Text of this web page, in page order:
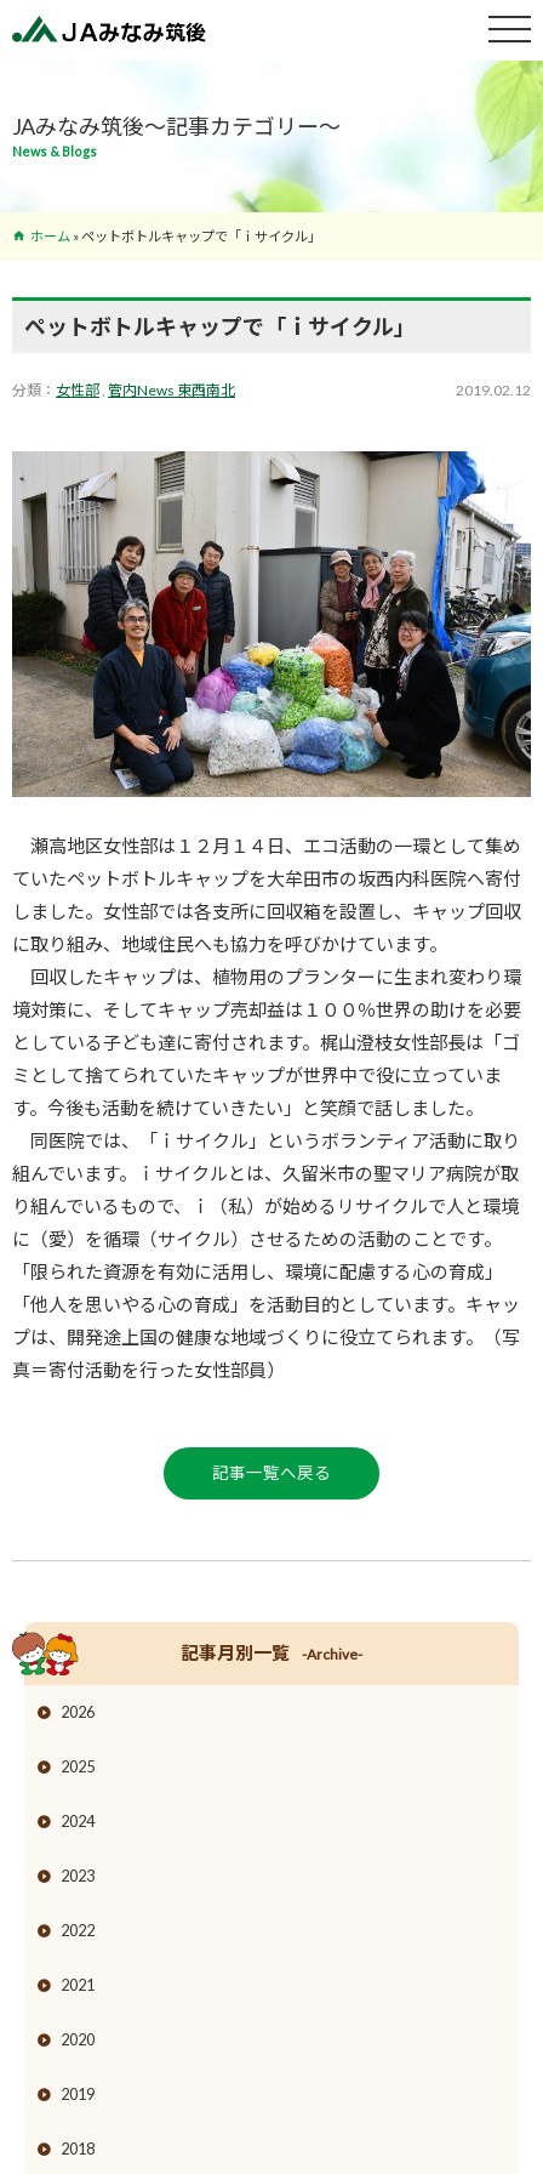
特産物紹介
サービス案
支店･ATM
JAみなみ筑後～記事カテゴリー～
News & Blogs
ホーム »ペットボトルキャップで「ｉサイクル」
ペットボトルキャップで「ｉサイクル」
分類： 女性部, 管内News 東西南北 2019.02.12
瀬高地区女性部は１２月１４日、エコ活動の一環として集め
ていたペットボトルキャップを大牟田市の坂西内科医院へ寄付
しました。女性部では各支所に回収箱を設置し、キャップ回収
に取り組み、地域住民へも協力を呼びかけています。
回収したキャップは、植物用のプランターに生まれ変わり環
境対策に、そしてキャップ売却益は１００％世界の助けを必要
としている子ども達に寄付されます。梶山澄枝女性部長は「ゴ
ミとして捨てられていたキャップが世界中で役に立っていま
す。今後も活動を続けていきたい」と笑顔で話しました。
同医院では、「ｉサイクル」というボランティア活動に取り
組んでいます。ｉサイクルとは、久留米市の聖マリア病院が取
り組んでいるもので、ｉ（私）が始めるリサイクルで人と環境
に（愛）を循環（サイクル）させるための活動のことです。
「限られた資源を有効に活用し、環境に配慮する心の育成」
「他人を思いやる心の育成」を活動目的としています。キャッ
プは、開発途上国の健康な地域づくりに役立てられます。（写
真＝寄付活動を行った女性部員）
記事一覧へ戻る
記事月別一覧 -Archive-
2026
2025
2024
2023
2022
2021
2020
2019
2018